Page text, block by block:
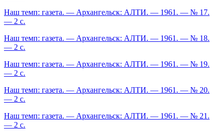
Наш темп: газета. — Архангельск: АЛТИ. — 1961. — № 17.
— 2 с.
Наш темп: газета. — Архангельск: АЛТИ. — 1961. — № 18.
— 2 с.
Наш темп: газета. — Архангельск: АЛТИ. — 1961. — № 19.
— 2 с.
Наш темп: газета. — Архангельск: АЛТИ. — 1961. — № 20.
— 2 с.
Наш темп: газета. — Архангельск: АЛТИ. — 1961. — № 21.
— 2 с.